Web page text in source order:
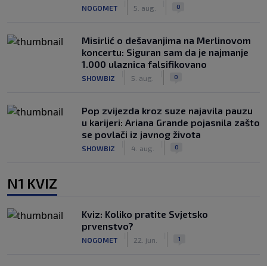
NOGOMET 5. aug. 0
Misirlić o dešavanjima na Merlinovom
koncertu: Siguran sam da je najmanje
1.000 ulaznica falsifikovano
SHOWBIZ 5. aug. 0
Pop zvijezda kroz suze najavila pauzu
u karijeri: Ariana Grande pojasnila zašto
se povlači iz javnog života
SHOWBIZ 4. aug. 0
N1 KVIZ
Kviz: Koliko pratite Svjetsko
prvenstvo?
NOGOMET 22. jun. 1